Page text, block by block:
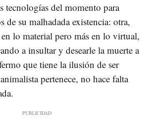
tecnologías del momento para
de su malhadada existencia: otra,
lo material pero más en lo virtual,
a insultar y desearle la muerte a
que tiene la ilusión de ser
pertenece, no hace falta